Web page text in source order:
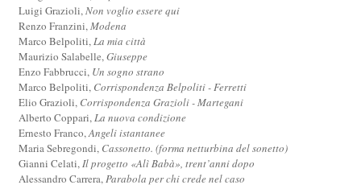
Luigi Grazioli,Non voglio essere qui
Renzo Franzini,Modena
Marco Belpoliti,La mia città
Maurizio Salabelle,Giuseppe
Enzo Fabbrucci, Un sogno strano
Marco Belpoliti, Corrispondenza Belpoliti - Ferretti
Elio Grazioli, Corrispondenza Grazioli - Martegani
Alberto Coppari,La nuova condizione
Ernesto Franco,Angeli istantanee
Maria Sebregondi, Cassonetto. (forma netturbina del sonetto)
Gianni Celati,Il progetto «Alì Babà», trent’anni dopo
Alessandro Carrera,Parabola per chi crede nel caso